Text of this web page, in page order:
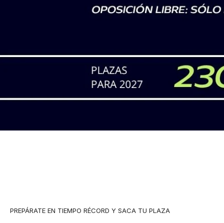
PREPÁRATE EN TIEMPO RÉCORD Y SACA TU PLAZA